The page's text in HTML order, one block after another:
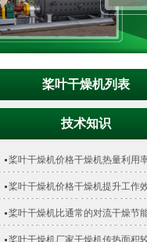
桨叶干燥机列表
技术知识
桨叶干燥机价格干燥机热量利用
桨叶干燥机价格干燥机提升工作
桨叶干燥机比通常的对流干燥节
桨叶干燥机厂家干燥机传热面积